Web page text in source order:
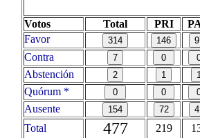
Votos Total PRI
Favor
Contra
Abstención
Quórum *
Ausente
Total
477 219